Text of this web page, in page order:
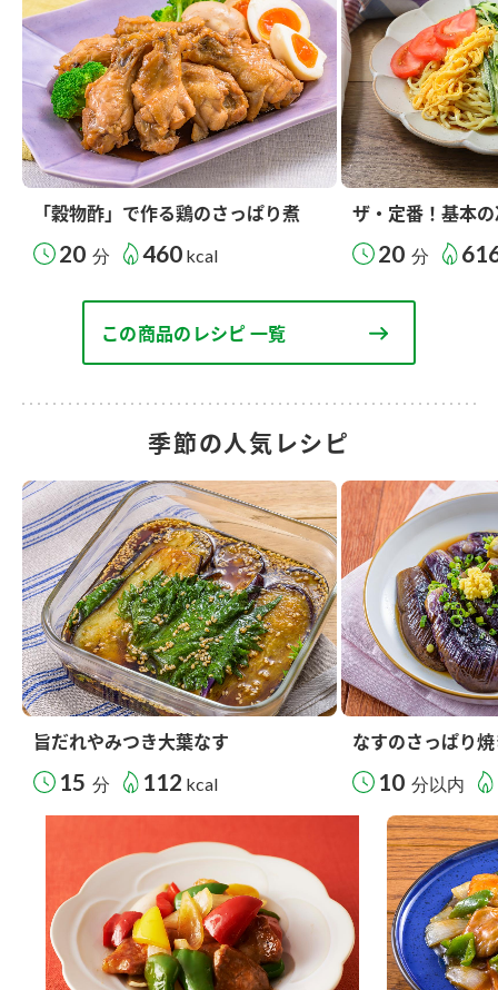
「穀物酢」で作る鶏のさっぱり煮
20 分 460 kcal
ザ・定番！基本
20 分
この商品のレシピ 一覧
季節の人気レシピ
旨だれやみつき大葉なす
15 分 112 kcal
なすのさっぱり
10 分以内